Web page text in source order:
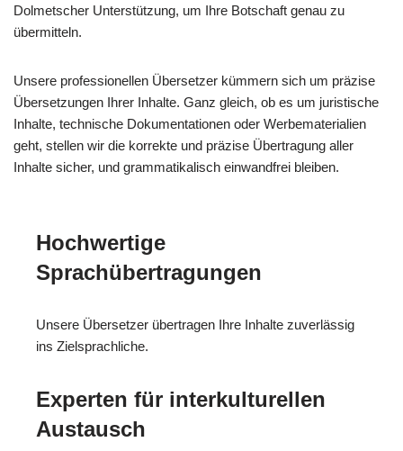
Dolmetscher Unterstützung, um Ihre Botschaft genau zu
übermitteln.
Unsere professionellen Übersetzer kümmern sich um präzise
Übersetzungen Ihrer Inhalte. Ganz gleich, ob es um juristische
Inhalte, technische Dokumentationen oder Werbematerialien
geht, stellen wir die korrekte und präzise Übertragung aller
Inhalte sicher, und grammatikalisch einwandfrei bleiben.
Hochwertige
Sprachübertragungen
Unsere Übersetzer übertragen Ihre Inhalte zuverlässig
ins Zielsprachliche.
Experten für interkulturellen
Austausch